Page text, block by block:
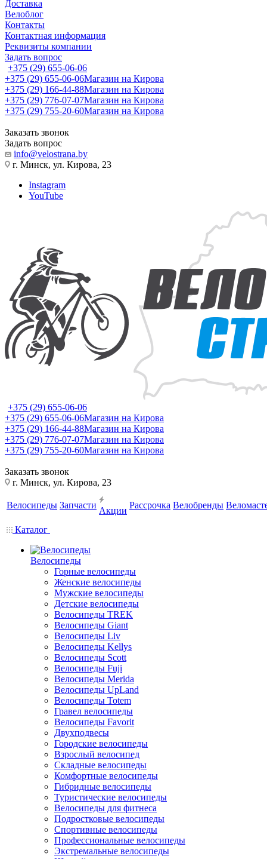
Доставка
Велоблог
Контакты
Контактная информация
Реквизиты компании
Задать вопрос
+375 (29) 655-06-06
+375 (29) 655-06-06Магазин на Кирова
+375 (29) 166-44-88Магазин на Кирова
+375 (29) 776-07-07Магазин на Кирова
+375 (29) 755-20-60Магазин на Кирова
Заказать звонок
Задать вопрос
info@velostrana.by
г. Минск, ул. Кирова, 23
Instagram
YouTube
+375 (29) 655-06-06
+375 (29) 655-06-06Магазин на Кирова
+375 (29) 166-44-88Магазин на Кирова
+375 (29) 776-07-07Магазин на Кирова
+375 (29) 755-20-60Магазин на Кирова
Заказать звонок
г. Минск, ул. Кирова, 23
Велосипеды Запчасти
Акции
Рассрочка Велобренды
Каталог
Велосипеды
Горные велосипеды
Женские велосипеды
Мужские велосипеды
Детские велосипеды
Велосипеды TREK
Велосипеды Giant
Велосипеды Liv
Велосипеды Kellys
Велосипеды Scott
Велосипеды Fuji
Велосипеды Merida
Велосипеды UpLand
Велосипеды Totem
Гравел велосипеды
Велосипеды Favorit
Двухподвесы
Городские велосипеды
Взрослый велосипед
Складные велосипеды
Комфортные велосипеды
Гибридные велосипеды
Туристические велосипеды
Велосипеды для фитнеса
Подростковые велосипеды
Спортивные велосипеды
Профессиональные велосипеды
Экстремальные велосипеды